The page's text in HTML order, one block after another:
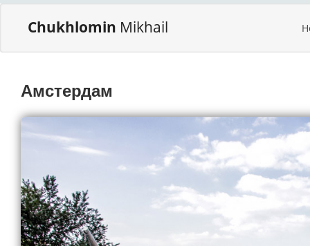
Chukhlomin Mikhail
Амстердам